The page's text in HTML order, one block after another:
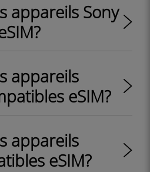
appareils Sony
appareils
eSIM?
appareils
eSIM?